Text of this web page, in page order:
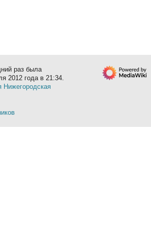
раз была
2012 года в 21:34.